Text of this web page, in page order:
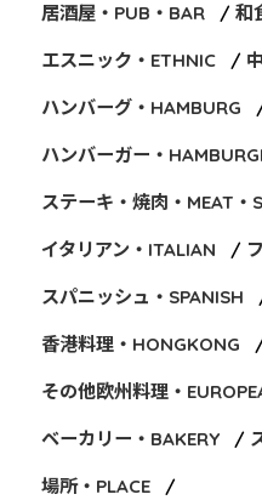
居酒屋・PUB・BAR 和
エスニック・ETHNIC
ハンバーグ・HAMBURG
ハンバーガー・
ステーキ・焼肉・MEAT・
イタリアン・ITALIAN
スパニッシュ・SPANISH
香港料理・HONGKONG
その他欧州料理・
ベーカリー・BAKERY
場所・PLACE